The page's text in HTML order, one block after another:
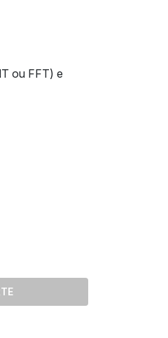
ou FFT) e